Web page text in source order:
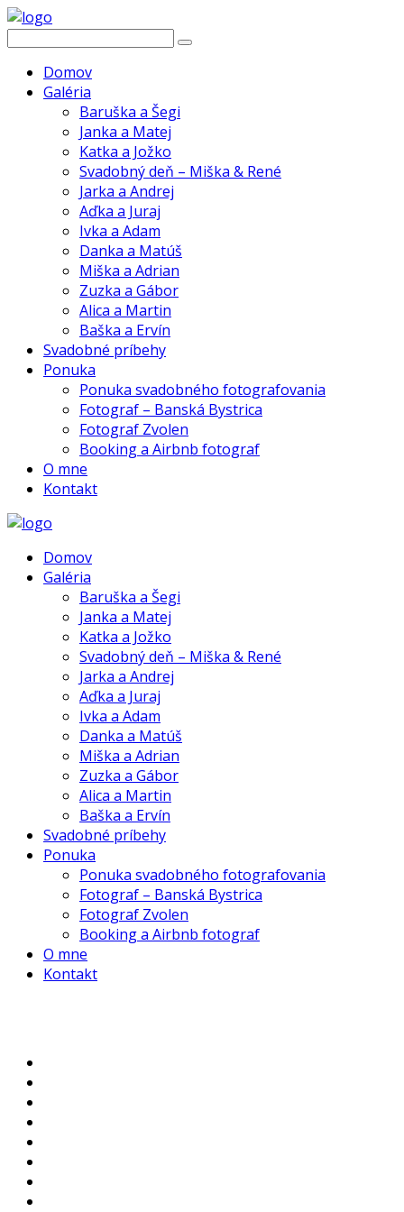
Domov
Galéria
Baruška a Šegi
Janka a Matej
Katka a Jožko
Svadobný deň – Miška & René
Jarka a Andrej
Aďka a Juraj
Ivka a Adam
Danka a Matúš
Miška a Adrian
Zuzka a Gábor
Alica a Martin
Baška a Ervín
Svadobné príbehy
Ponuka
Ponuka svadobného fotografovania
Fotograf – Banská Bystrica
Fotograf Zvolen
Booking a Airbnb fotograf
O mne
Kontakt
Domov
Galéria
Baruška a Šegi
Janka a Matej
Katka a Jožko
Svadobný deň – Miška & René
Jarka a Andrej
Aďka a Juraj
Ivka a Adam
Danka a Matúš
Miška a Adrian
Zuzka a Gábor
Alica a Martin
Baška a Ervín
Svadobné príbehy
Ponuka
Ponuka svadobného fotografovania
Fotograf – Banská Bystrica
Fotograf Zvolen
Booking a Airbnb fotograf
O mne
Kontakt